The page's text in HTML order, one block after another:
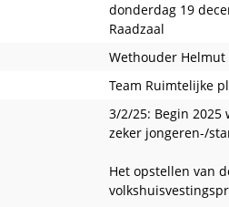
donderdag 19
Raadzaal
Wethouder Helmut
Team Ruimtelijke
3/2/25: Begin
zeker jongeren-/
Het opstellen van